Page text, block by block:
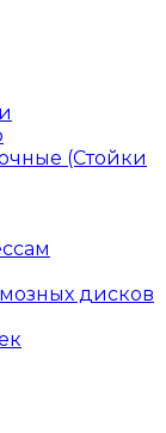
(Стойки
дисков